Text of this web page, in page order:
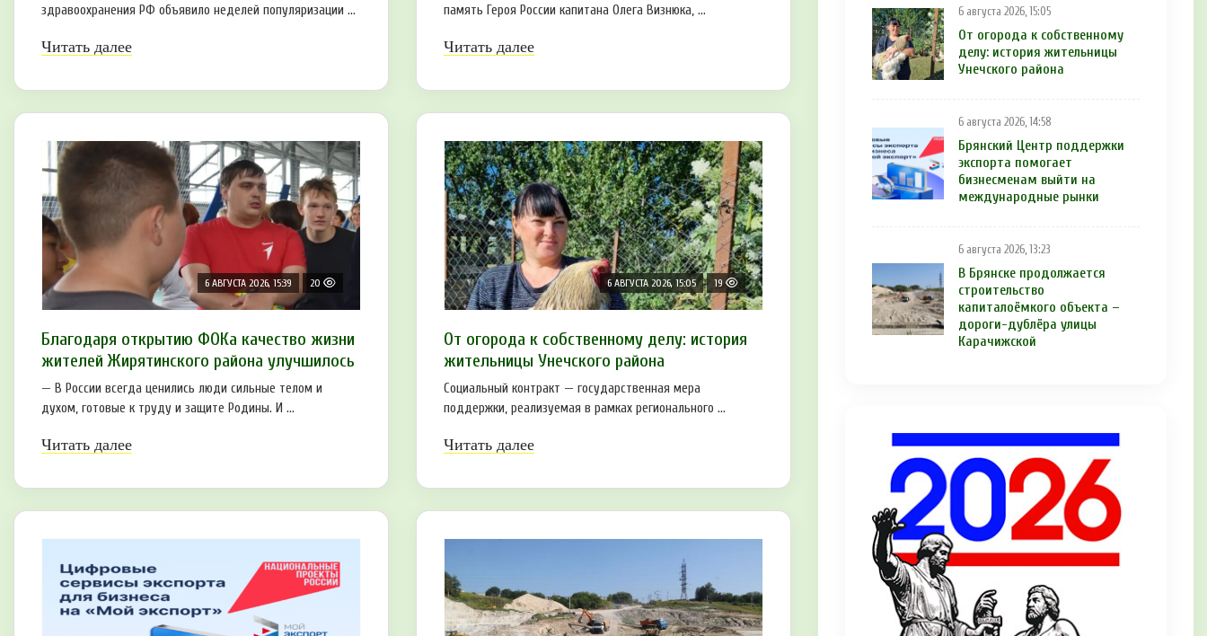
здравоохранения РФ объявило неделей популяризации ...
Читать далее
память Героя России капитана Олега Визнюка, ...
Читать далее
6 АВГУСТА 2026, 15:39 20
Благодаря открытию ФОКа качество жизни
жителей Жирятинского района улучшилось
— В России всегда ценились люди сильные телом и
духом, готовые к труду и защите Родины. И ...
Читать далее
6 АВГУСТА 2026, 15:05 19
От огорода к собственному делу: история
жительницы Унечского района
Социальный контракт — государственная мера
поддержки, реализуемая в рамках регионального ...
Читать далее
6 августа 2026, 15:05
От огорода к собственному
делу: история жительницы
Унечского района
6 августа 2026, 14:58
Брянский Центр поддержки
экспорта помогает
бизнесменам выйти на
международные рынки
6 августа 2026, 13:23
В Брянске продолжается
строительство
капиталоёмкого объекта –
дороги-дублёра улицы
Карачижской